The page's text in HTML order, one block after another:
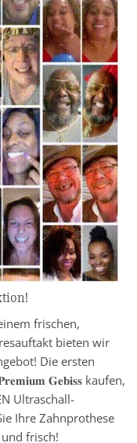
frischen,
bieten wir
Die ersten
𝐆𝐞𝐛𝐢𝐬𝐬 kaufen,
Ultraschall-
Ihre Zahnprothese
frisch!